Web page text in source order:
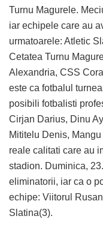
Turnu Magurele.
iar echipele care au
urmatoarele: Atletic
Cetatea Turnu
Alexandria, CSS
este ca fotbalul
posibili fotbalisti
Cirjan Darius, Dinu
Mititelu Denis,
reale calitati care au
stadion. Duminica,
eliminatorii, iar ca o
echipe: Viitorul
Slatina(3).